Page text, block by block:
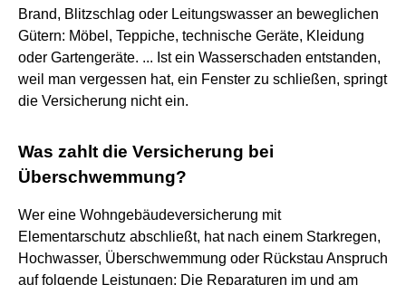
Brand, Blitzschlag oder Leitungswasser an beweglichen
Gütern: Möbel, Teppiche, technische Geräte, Kleidung
oder Gartengeräte. ... Ist ein Wasserschaden entstanden,
weil man vergessen hat, ein Fenster zu schließen, springt
die Versicherung nicht ein.
Was zahlt die Versicherung bei
Überschwemmung?
Wer eine Wohngebäudeversicherung mit
Elementarschutz abschließt, hat nach einem Starkregen,
Hochwasser, Überschwemmung oder Rückstau Anspruch
auf folgende Leistungen: Die Reparaturen im und am